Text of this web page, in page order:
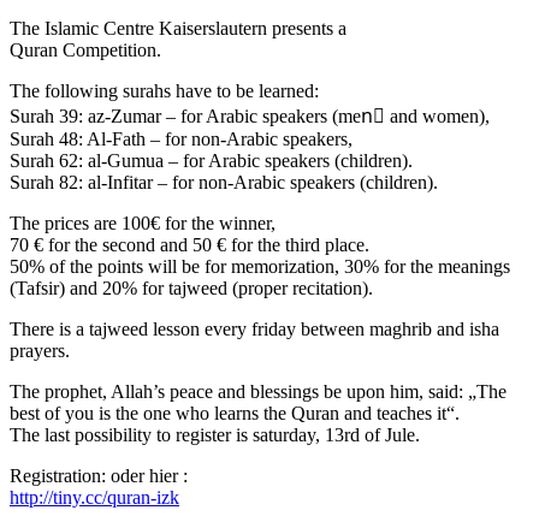
The Islamic Centre Kaiserslautern presents a
Quran Competition.
The following surahs have to be learned:
Surah 39: az-Zumar – for Arabic speakers (menِ and women),
Surah 48: Al-Fath – for non-Arabic speakers,
Surah 62: al-Gumua – for Arabic speakers (children).
Surah 82: al-Infitar – for non-Arabic speakers (children).
The prices are 100€ for the winner,
70 € for the second and 50 € for the third place.
50% of the points will be for memorization, 30% for the meanings
(Tafsir) and 20% for tajweed (proper recitation).
There is a tajweed lesson every friday between maghrib and isha
prayers.
The prophet, Allah’s peace and blessings be upon him, said: „The
best of you is the one who learns the Quran and teaches it“.
The last possibility to register is saturday, 13rd of Jule.
Registration: oder hier :
http://tiny.cc/quran-izk